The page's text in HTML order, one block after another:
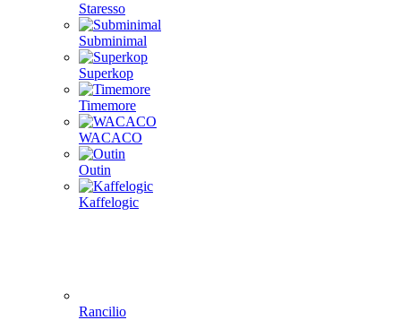
Staresso
Subminimal
Superkop
Timemore
WACACO
Outin
Kaffelogic
Rancilio